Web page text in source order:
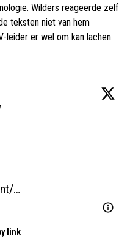
Wilders reageerde zelf
teksten niet van hem
leider er wel om kan lachen.
…
link